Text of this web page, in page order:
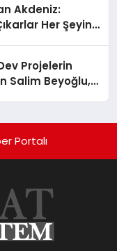
Akdeniz:
Her Şeyin
Projelerin
Salim Beyoğlu,
Portalı